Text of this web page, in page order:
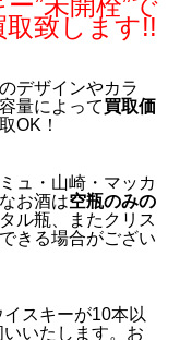
致します!!
デザインやカラ
量によって買取価
OK！
ュ・山崎・マッカ
お酒は空瓶のみの
ル瓶、またクリス
きる場合がござい
スキーが10本以
いいたします。お